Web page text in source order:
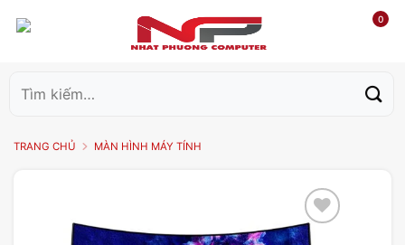
0
kiếm:
TRANG CHỦ MÀN HÌNH MÁY TÍNH